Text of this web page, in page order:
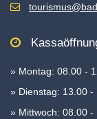
» Montag: 08.00 -
» Dienstag: 13.00 -
» Mittwoch: 08.00 -